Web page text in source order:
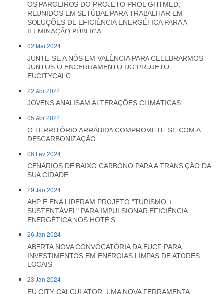
OS PARCEIROS DO PROJETO PROLIGHTMED,
REUNIDOS EM SETÚBAL PARA TRABALHAR EM
SOLUÇÕES DE EFICIÊNCIA ENERGÉTICA PARA A
ILUMINAÇÃO PÚBLICA
02 Mai 2024
JUNTE-SE A NÓS EM VALÊNCIA PARA CELEBRARMOS
JUNTOS O ENCERRAMENTO DO PROJETO
EUCITYCALC
22 Abr 2024
JOVENS ANALISAM ALTERAÇÕES CLIMÁTICAS
05 Abr 2024
O TERRITÓRIO ARRÁBIDA COMPROMETE-SE COM A
DESCARBONIZAÇÃO
06 Fev 2024
CENÁRIOS DE BAIXO CARBONO PARA A TRANSIÇÃO DA
SUA CIDADE
29 Jan 2024
AHP E ENA LIDERAM PROJETO "TURISMO +
SUSTENTÁVEL" PARA IMPULSIONAR EFICIÊNCIA
ENERGÉTICA NOS HOTÉIS
26 Jan 2024
ABERTA NOVA CONVOCATÓRIA DA EUCF PARA
INVESTIMENTOS EM ENERGIAS LIMPAS DE ATORES
LOCAIS
23 Jan 2024
EU CITY CALCULATOR: UMA NOVA FERRAMENTA